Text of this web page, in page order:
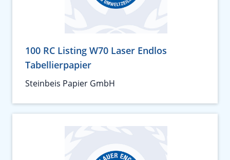
100 RC Listing W70 Laser Endlos
Tabellierpapier
Steinbeis Papier GmbH